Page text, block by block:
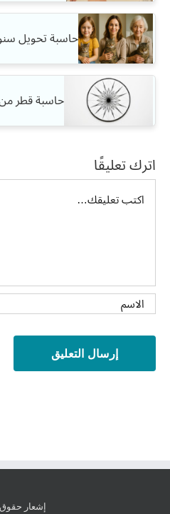
حاسبة تحويل
حاسبة قطر
اترك تعليقًا
تعليق
إشعار حقوق